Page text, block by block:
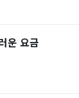
운 요금